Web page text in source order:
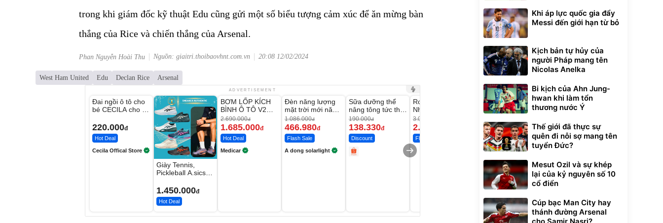
trong khi giám đốc kỹ thuật Edu cũng gửi một số biểu tượng cảm xúc để ăn mừng bàn
thắng của Rice và chiến thắng của Arsenal.
Phan Nguyễn Hoài Thu Nguồn: giaitri.thoibaovhnt.com.vn 20:08 12/02/2024
West Ham United Edu Declan Rice Arsenal
ADVERTISEMENT
Đai ngồi ô tô cho
bé CECILA cho bé
220.000đ
Hot Deal
Cecila Offical Store
Giày Tennis,
Pickleball A.sics
Các Phối Màu
1.450.000đ
Hot Deal
-37%
Unmute
BƠM LỐP KÍCH
BÌNH Ô TÔ V2
4IN1 Medicar
12.000mAh
2.690.000đ
1.685.000đ
Hot Deal
Medicar
-56%
Đèn năng lượng
mặt trời mới năm
2026 có 120 viên
LED lớn
1.086.000đ
466.980đ
Flash Sale
A dong solarlight
-27%
Sữa dưỡng thể
nâng tông tức thì
Vaseline Body
190.000đ
138.330đ
Discount
Robot Hút Bụi Lau
Nhà - D2-001 -
Thông Minh
3.000.000
2.200.000
Flash Sale
Unmute
Vali Bamozo
Khung Nhôm
20/24/28 Cao Cấp
825.000đ
Flash Sale
Lót ghế ôtô, nâng
lưng chống nóng
giúp thoải mái
trong di chuyển
Đã bán nhiều
Khi áp lực quốc gia đẩy
Messi đến giới hạn từ bỏ
Kịch bản tự hủy của
người Pháp mang tên
Nicolas Anelka
Bi kịch của Ahn Jung-
hwan khi làm tổn
thương nước Ý
Thế giới đã thực sự
quên đi nỗi sợ mang tên
tuyển Đức?
Mesut Ozil và sự khép
lại của kỷ nguyên số 10
cổ điển
Cúp bạc Man City hay
thánh đường Arsenal